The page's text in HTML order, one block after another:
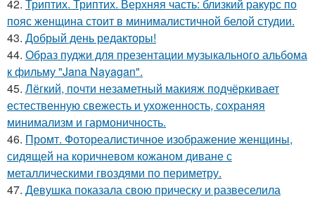
42. Триптих. Триптих. Верхняя часть: близкий ракурс по
пояс женщина стоит в минималистичной белой студии.
43. Добрый день редакторы!
44. Образ пуджи для презентации музыкального альбома
к фильму "Jana Nayagan".
45. Лёгкий, почти незаметный макияж подчёркивает
естественную свежесть и ухоженность, сохраняя
минимализм и гармоничность.
46. Промт. Фотореалистичное изображение женщины,
сидящей на коричневом кожаном диване с
металлическими гвоздями по периметру.
47. Девушка показала свою прическу и развеселила